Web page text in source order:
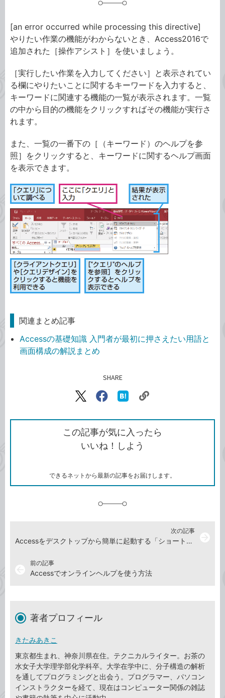
[an error occurred while processing this directive]
やりたい作業の機能がわからないとき、Access2016で
追加された［操作アシスト］を使いましょう。
［実行したい作業を入力してください］と表示されてい
る欄にやりたいことに関するキーワードを入力すると、
キーワードに関連する機能の一覧が表示されます。一覧
の中から目的の機能をクリックすればその機能が実行さ
れます。
また、一覧の一番下の［（キーワード）のヘルプを参
照］をクリックすると、キーワードに関するヘルプ画面
を表示できます。
関連まとめ記事
Accessの基礎知識 入門者が最初に押さえたい用語と
画面構成の解説まとめ
SHARE
X（旧
で
シ
ェ
ア
Facebook
シ
ェ
ア
な
ブ
ッ
ク
ク
ク
を
コ
この記事が気に入ったら
いいね！しよう
できるネットから最新の記事をお届けします。
前の記事
Accessでオンラインヘルプを使う方法
次の記事
Accessをデスクトップから簡単に起動する「ショートカット」の作り方
著者プロフィール
きたみあきこ
東京都生まれ、神奈川県在住。テクニカルライター。お茶の
水女子大学理学部化学科卒。大学在学中に、分子構造の解析
を通してプログラミングと出会う。プログラマー、パソコン
インストラクターを経て、現在はコンピューター関係の雑誌